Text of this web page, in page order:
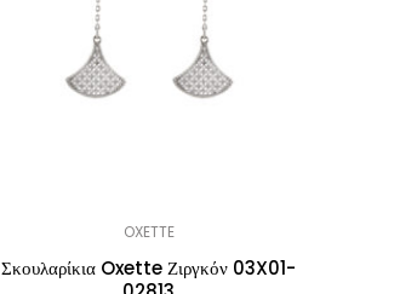
OXETTE
Σκουλαρίκια Oxette Ζιργκόν 03X01-